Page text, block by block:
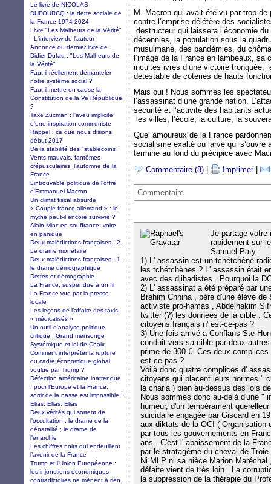
M. Macron qui avait été vu par trop
contre l’emprise délétère des
destructeur qui laissera l’économie
décennies, la population sous la
musulmane, des pandémies, du
l’image de la France en lambeaux,
incultes ivres d’une victoire tronquée,
détestable de coteries de hauts
Mais oui ! Nous sommes les
l’assassinat d’une grande nation.
sécurité et l’activité des habitants
les villes, l’école, la culture, la
Quel amoureux de la France
socialisme exalté ou larvé qui s’ouvre
termine au fond du précipice avec
Commentaire (8)
Imprimer|
Commentaire
Je partage votre
rapidement sur
Samuel Paty:
1) L' assassin est un tchétchène
les tchétchènes ? L' assassin était
avec des djihadistes . Pourquoi la
2) L' assassinat a été préparé par
Brahim Chnina , père d'une élève
activiste pro-hamas , Abdelhakim
twitter (?) les données de la cible .
citoyens français n' est-ce-pas ?
3) Une fois arrivé a Conflans Ste
conduit vers sa cible par deux
prime de 300 €. Ces deux
est ce pas ?
Voilà donc quatre complices d'
citoyens qui placent leurs normes "
la charia ) bien au-dessus des lois
Nous sommes donc au-delà d'une "
humeur, d'un tempérament
suicidaire engagée par Giscard en
aux diktats de la OCI ( Organisation
par tous les gouvernements en
ans . C'est l' abaissement de la
par le stratagème du cheval de
Ni MLP ni sa nièce Marion
défaite vient de très loin . La
la suppression de la thérapie du
Le livre de NICOLAS
DUFOURCQ : la dette sociale de
la France 1974-2024
Livre "Les Malheurs de la Vérité"
- L'interview de l'auteur
Annonce du dernier livre de
Didier Dufau : "Les Malheurs de
la Vérité"
Faut-il réellement démanteler
notre système social ?
Faut-il mettre en cause la
Constitution de la Ve République
?
Taxe Zucman : l'aveu implicite
d'une inspiration communiste
Rappel : ce que nous disions
début 2017
De la stabilité des "stablecoins"
Vents mauvais, fantômes
crépusculaires, l’automne de la
France
Lintrouvable politique de l'offre
d'Emmanuel Macron
Un climat fiscal absurde
« Couple franco-allemand » : le
mythe peut-il encore survivre ?
Alain Minc en souffrance, voire
en panique
Deux malédictions françaises : 2.
Le drame monétaire
Deux malédictions françaises : 1.
le drame démographique
Dettes et démographie
La France, suspendue à un fil
La France vue par la presse
locale
Les leçons de l’affaire des taxis
« médicalisés »
Un outil d'analyse politique
critique : Grand mensonge
Systémique et loi de Chaix
Comment interpréter la rupture
du cadre économique global
voulue par Trump ?
Défection américaine inattendue
: pour l’Europe et la France,
sortir de la nasse est impossible !
Elias, Elias, Elias
Deux vérités qui sortent de
l'occultation : le drame de la
dénatalité ; le drame de
l'énarchie
Les chiffres noirs qui endeuillent
l’avenir de la France
Trump et l’Union Européenne :
les injonctions économiques
contradictoires ne mènent à rien.